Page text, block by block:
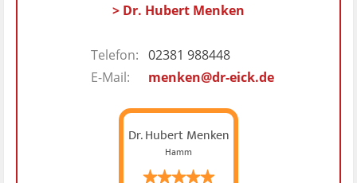
> Dr. Hubert Menken
Telefon: 02381 988448
E-Mail:
menken@dr-eick.de
Dr. Hubert Menken
Hamm